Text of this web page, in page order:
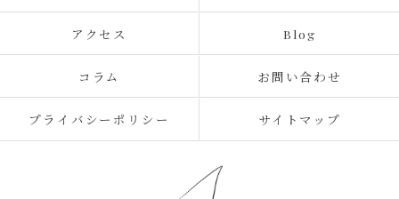
アクセス Blog
コラム お問い合わせ
プライバシーポリシー サイトマップ